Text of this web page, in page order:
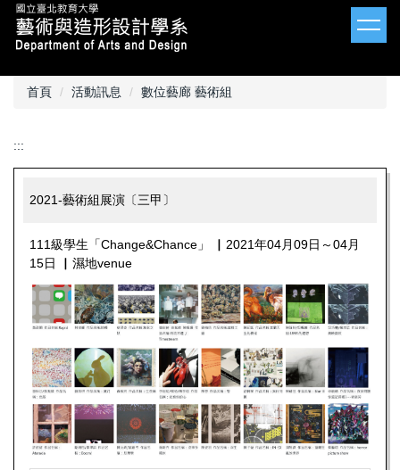
跳
到
主
首頁 活動訊息 數位藝廊 藝術組
:::
2021-藝術組展演〔三甲〕
111級學生「Change&Chance」 ▏2021年04月09日～04月
15日 ▏濕地venue